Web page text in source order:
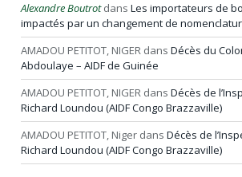
Alexandre Boutrotdans Les importateurs de
impactés par un changement de
AMADOU PETITOT, NIGER dans Décès du
Abdoulaye – AIDF de Guinée
AMADOU PETITOT, NIGER dans Décès de
Richard Loundou (AIDF Congo Brazzaville)
AMADOU PETITOT, Niger dans Décès de
Richard Loundou (AIDF Congo Brazzaville)